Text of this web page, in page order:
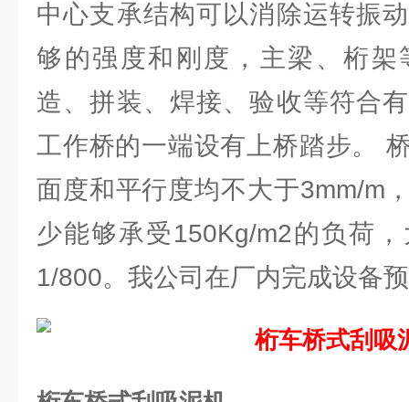
中心支承结构可以消除运转振
够的强度和刚度，主梁、桁架
造、拼装、焊接、验收等符合
工作桥的一端设有上桥踏步。
面度和平行度均不大于3mm/m
少能够承受150Kg/m2的负荷
1/800。我公司在厂内完成设备